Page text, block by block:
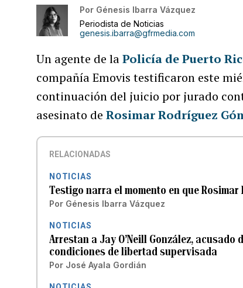
Por Génesis Ibarra Vázquez
Periodista de Noticias
genesis.ibarra@gfrmedia.com
Un agente de laPolicía de Puerto
compañía Emovis testificaron este
continuación del juicio por jurado
asesinato deRosimar Rodríguez
RELACIONADAS
NOTICIAS
Testigo narra el momento en que
Por Génesis Ibarra Vázquez
NOTICIAS
Arrestan a Jay O’Neill González,
condiciones de libertad supervisada
Por José Ayala Gordián